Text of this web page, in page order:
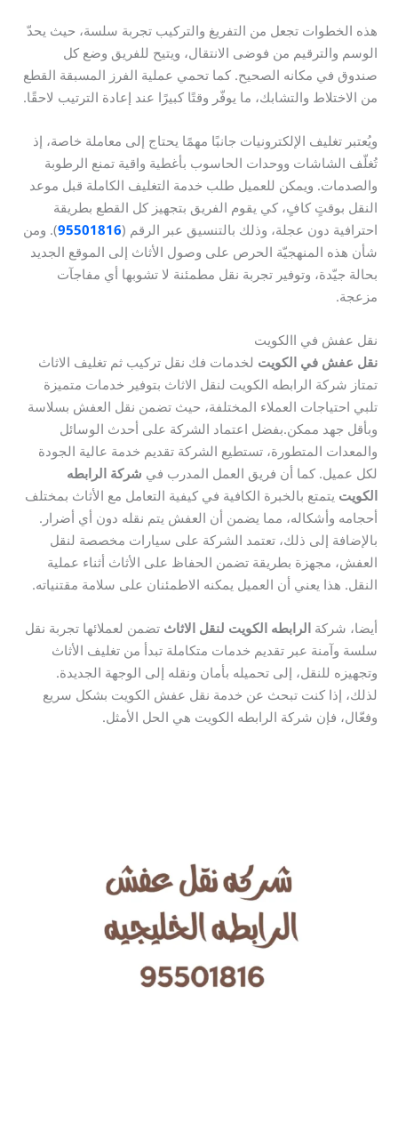
هذه الخطوات تجعل من التفريغ والتركيب تجربة سلسة، حيث يحدّ
الوسم والترقيم من فوضى الانتقال، ويتيح للفريق وضع كل
صندوق في مكانه الصحيح. كما تحمي عملية الفرز المسبقة القطع
من الاختلاط والتشابك، ما يوفّر وقتًا كبيرًا عند إعادة الترتيب لاحقًا.
ويُعتبر تغليف الإلكترونيات جانبًا مهمًا يحتاج إلى معاملة خاصة، إذ
تُغلّف الشاشات ووحدات الحاسوب بأغطية واقية تمنع الرطوبة
والصدمات. ويمكن للعميل طلب خدمة التغليف الكاملة قبل موعد
النقل بوقتٍ كافٍ، كي يقوم الفريق بتجهيز كل القطع بطريقة
احترافية دون عجلة، وذلك بالتنسيق عبر الرقم (95501816). ومن
شأن هذه المنهجيّة الحرص على وصول الأثاث إلى الموقع الجديد
بحالة جيّدة، وتوفير تجربة نقل مطمئنة لا تشوبها أي مفاجآت
مزعجة.
نقل عفش في االكويت
نقل عفش في الكويت لخدمات فك نقل تركيب ثم تغليف الاثاث
تمتاز شركة الرابطه الكويت لنقل الاثاث بتوفير خدمات متميزة
تلبي احتياجات العملاء المختلفة، حيث تضمن نقل العفش بسلاسة
وبأقل جهد ممكن.بفضل اعتماد الشركة على أحدث الوسائل
والمعدات المتطورة، تستطيع الشركة تقديم خدمة عالية الجودة
لكل عميل. كما أن فريق العمل المدرب في شركة الرابطه
الكويت يتمتع بالخبرة الكافية في كيفية التعامل مع الأثاث بمختلف
أحجامه وأشكاله، مما يضمن أن العفش يتم نقله دون أي أضرار.
بالإضافة إلى ذلك، تعتمد الشركة على سيارات مخصصة لنقل
العفش، مجهزة بطريقة تضمن الحفاظ على الأثاث أثناء عملية
النقل. هذا يعني أن العميل يمكنه الاطمئنان على سلامة مقتنياته.
أيضا، شركةالرابطه الكويت لنقل الاثاث تضمن لعملائها تجربة نقل
سلسة وآمنة عبر تقديم خدمات متكاملة تبدأ من تغليف الأثاث
وتجهيزه للنقل، إلى تحميله بأمان ونقله إلى الوجهة الجديدة.
لذلك، إذا كنت تبحث عن خدمة نقل عفش الكويت بشكل سريع
وفعّال، فإن شركة الرابطه الكويت هي الحل الأمثل.